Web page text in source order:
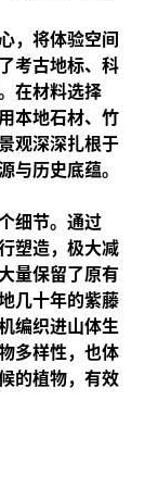
，将体验空间
考古地标、科
在材料选择
本地石材、竹
观深深扎根于
与历史底蕴。
细节。通过
塑造，极大减
量保留了原有
几十年的紫藤
编织进山体生
多样性，也体
的植物，有效